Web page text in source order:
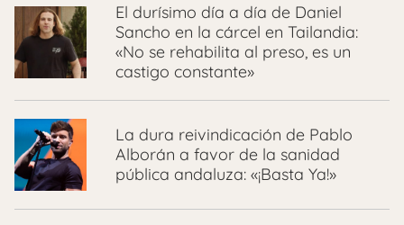
El durísimo día a día de Daniel
Sancho en la cárcel en Tailandia:
«No se rehabilita al preso, es un
castigo constante»
La dura reivindicación de Pablo
Alborán a favor de la sanidad
pública andaluza: «¡Basta Ya!»